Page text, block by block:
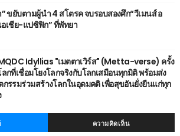
ขยับตามผู้นำ 4 สโตรค จบรอบสองศึก“วีเมนส์ อ
เอเชีย-แปซิฟิก” ที่พัทยา
Idyllias "เมตตาเวิร์ส" (Metta-verse) ครั้ง
กที่เชื่อมโยงโลกจริงกับโลกเสมือนทุกมิติ พร้อมส่ง
รรมร่วมสร้างโลกในอุดมคติ เพื่อสุขอันยั่งยืนแก่ทุก
ความคิดเห็น